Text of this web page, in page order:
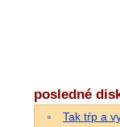
posledné
Tak tŕp a